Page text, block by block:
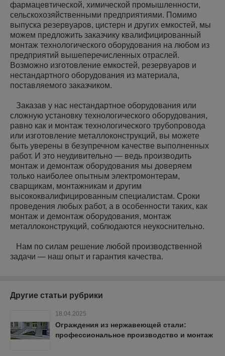
фармацевтической, химической промышленности,
сельскохозяйственными предприятиями. Помимо
выпуска резервуаров, цистерн и других емкостей, мы
можем предложить заказчику квалифицированный
монтаж технологического оборудования на любом из
предприятий вышеперечисленных отраслей.
Возможно изготовление емкостей, резервуаров и
нестандартного оборудования из материала,
поставляемого заказчиком.
Заказав у нас нестандартное оборудования или
сложную установку технологического оборудования,
равно как и монтаж технологического трубопровода
или изготовление металлоконструкций, вы можете
быть уверены в безупречном качестве выполненных
работ. И это неудивительно — ведь производить
монтаж и демонтаж оборудования мы доверяем
только наиболее опытным электромонтерам,
сварщикам, монтажникам и другим
высококвалифицированным специалистам. Сроки
проведения любых работ, а в особенности таких, как
монтаж и демонтаж оборудования, монтаж
металлоконструкций, соблюдаются неукоснительно.
Нам по силам решение любой производственной
задачи — наш опыт и гарантия качества.
Другие статьи рубрики
18.04.2025
Ограждения из нержавеющей стали:
профессиональное производство и монтаж